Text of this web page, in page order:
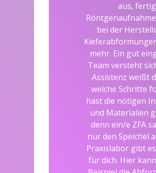
aus,
bei der
mehr. Ein gut
Team versteht
Assistenz weißt
welche Schritte
hast die nötigen
und Materialien
denn ein/e ZFA
nur den Speichel
Praxislabor gibt
für dich. Hier